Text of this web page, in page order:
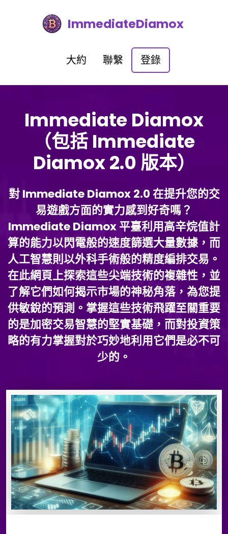
ImmediateDiamox
大約 聯繫 登錄
Immediate Diamox
（包括 Immediate
Diamox 2.0 版本）
對 Immediate Diamox 2.0 在提升您的交
易遊戲方面的實力感到好奇嗎？
Immediate Diamox 平臺利用高辛烷值計
算的能力以閃電般的速度篩選大量數據，而
人工智慧則以外科手術般的精度編排交易。
在此網頁上探索這些尖端技術的複雜性，並
了解它們如何揭示市場的神秘角落，為您提
供敏銳的預測。掌握這些技術飛躍至關重要
的是加密交易智慧的堅實基礎，而對投資策
略的有力掌握對於巧妙地利用它們是必不可
少的。